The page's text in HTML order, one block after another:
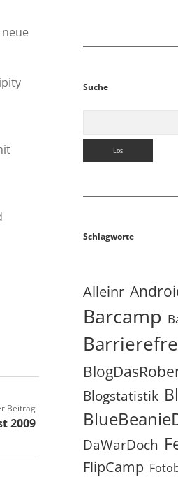
Beitrag
2009
Suche
Schlagworte
Alleinr
Barcamp
Blogstatistik
DaWarDoch
FlipCamp